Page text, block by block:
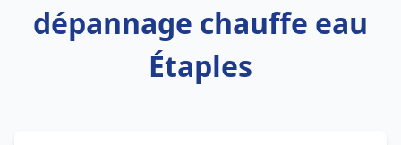
dépannage chauffe eau
Étaples